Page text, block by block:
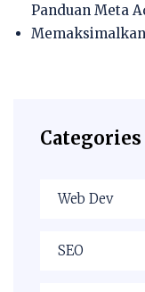
Categories
Web Dev
SEO
Panduan Meta